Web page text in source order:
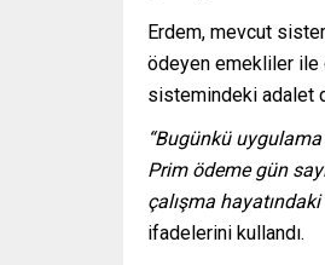
Erdem, mevcut
ödeyen emekliler ile
sistemindeki adalet
“Bugünkü
Prim ödeme gün
çalışma
ifadelerini kullandı.